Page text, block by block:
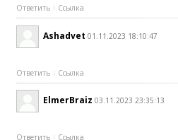
Ответить Ссылка
Ashadvet 01.11.2023 18:10:47
Ответить Ссылка
ElmerBraiz 03.11.2023 23:35:13
Ответить Ссылка